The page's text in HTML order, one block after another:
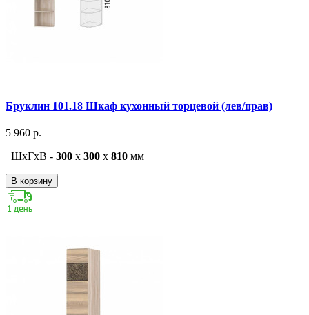
Бруклин 101.18 Шкаф кухонный торцевой (лев/прав)
5 960 р.
ШxГxВ - 300 x 300 x 810 мм
В корзину